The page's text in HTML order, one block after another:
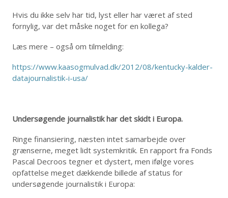
Hvis du ikke selv har tid, lyst eller har været af sted
fornylig, var det måske noget for en kollega?
Læs mere – også om tilmelding:
https://www.kaasogmulvad.dk/2012/08/kentucky-kalder-
datajournalistik-i-usa/
Undersøgende journalistik har det skidt i Europa.
Ringe finansiering, næsten intet samarbejde over
grænserne, meget lidt systemkritik. En rapport fra Fonds
Pascal Decroos tegner et dystert, men ifølge vores
opfattelse meget dækkende billede af status for
undersøgende journalistik i Europa: